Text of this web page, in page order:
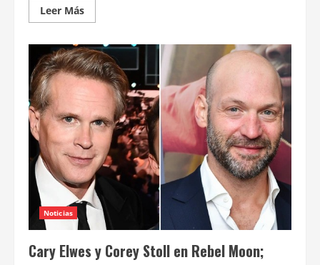
Leer MásLeer
más
Anticipo
de
Rebel
Moon
(Parte
1):
niña
del
fuego,
de
Zack
Snyder
Noticias
Cary Elwes y Corey Stoll en Rebel Moon;